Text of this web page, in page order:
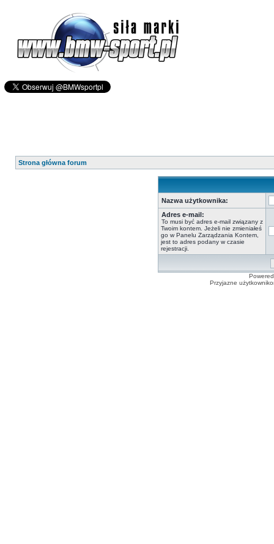
Strona główna forum
Nazwa użytkownika:
Adres e-mail:
To musi być adres e-mail związany z
Twoim kontem. Jeżeli nie zmieniałeś
go w Panelu Zarządzania Kontem,
jest to adres podany w czasie
rejestracji.
Przyjazne